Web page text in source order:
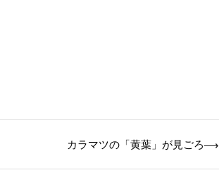
カラマツの「黄葉」が見ごろ⟶